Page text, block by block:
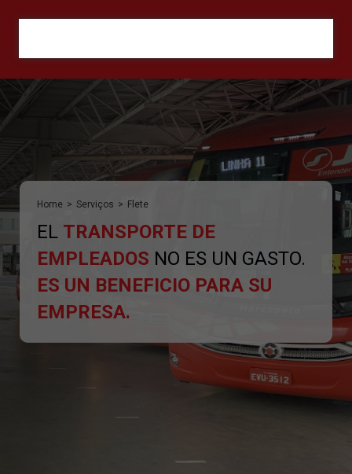
Home > Serviços > Flete
EL TRANSPORTE DE
EMPLEADOS NO ES UN GASTO.
ES UN BENEFICIO PARA SU
EMPRESA.